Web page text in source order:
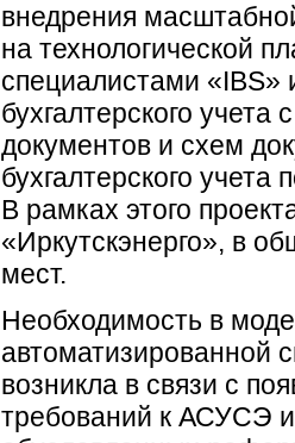
внедрения
на технологической
специалистами «IBS»
бухгалтерского
документов и схем
бухгалтерского
В рамках этого
«Иркутскэнерго», в
мест.
Необходимость в
автоматизированной
возникла в связи с
требований к АСУСЭ